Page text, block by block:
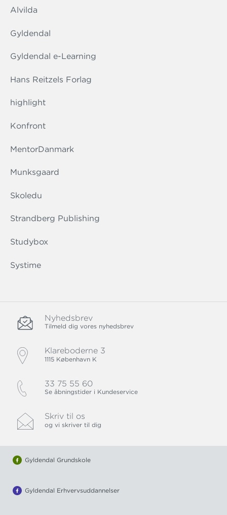
Alvilda
Gyldendal
Gyldendal e-Learning
Hans Reitzels Forlag
highlight
Konfront
MentorDanmark
Munksgaard
Skoledu
Strandberg Publishing
Studybox
Systime
Nyhedsbrev
Tilmeld dig vores nyhedsbrev
Klareboderne 3
1115 København K
33 75 55 60
Se åbningstider i Kundeservice
Skriv til os
og vi skriver til dig
Gyldendal Grundskole
Gyldendal Erhvervsuddannelser